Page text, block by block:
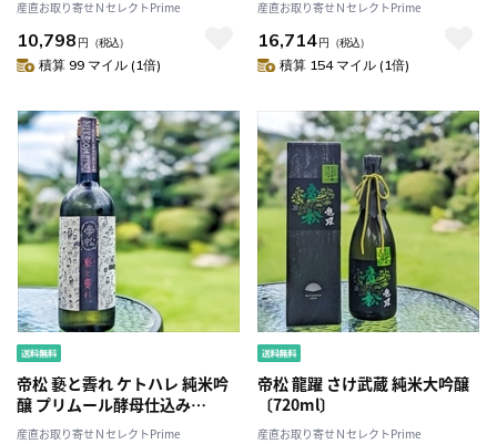
産直お取り寄せＮセレクトPrime
10,798 円 （税込）
積算 99 マイル (1倍)
産直お取り寄せＮセレクトPrime
16,714円 （税込）
積算 154 マイル (1倍)
帝松 褻と霽れ ケトハレ 純米吟
醸 プリムール酵母仕込み
〔720ml〕
産直お取り寄せＮセレクトPrime
帝松 龍躍 さけ武蔵 純米大吟醸
〔720ml〕
産直お取り寄せＮセレクトPrime